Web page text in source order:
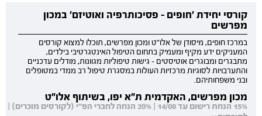
קורסי יחידת 'חופים - פסיכותרפיה ואוטיזם' במכון
מפרשים
במרכז חופים, מיסודן של אלו"ט ומכון מפרשים, תוכלו למצוא קורסים
המעניקים ידע מקיף ומעמיק בתחום הטיפול האינטגרטיבי בילדים,
מתבגרים ומבוגרים אוטיסטים - גישות טיפוליות מגוונות, מודלים עדכניים
והתערבויות לסוגיות מרכזיות העולות במסגרת טיפול רב ממדי במטופלים
ובני משפחותיהם.
מכון מפרשים, האקדמית ת"א יפו, בשיתוף אלו"ט
15% הנחת רישום עד 14/08 | 20% הנחה לחברי הפ"י (לקורסים מוכרים) |